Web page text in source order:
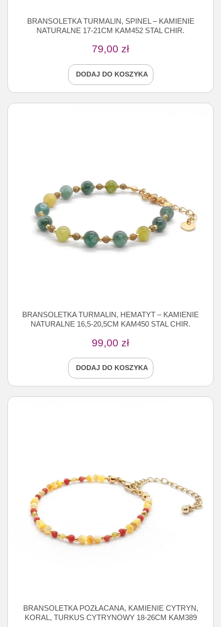
BRANSOLETKA TURMALIN, SPINEL – KAMIENIE
NATURALNE 17-21CM KAM452 STAL CHIR.
79,00 zł
DODAJ DO KOSZYKA
BRANSOLETKA TURMALIN, HEMATYT – KAMIENIE
NATURALNE 16,5-20,5CM KAM450 STAL CHIR.
99,00 zł
DODAJ DO KOSZYKA
BRANSOLETKA POZŁACANA, KAMIENIE CYTRYN,
KORAL, TURKUS CYTRYNOWY 18-26CM KAM389